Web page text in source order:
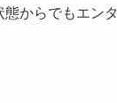
からでもエン